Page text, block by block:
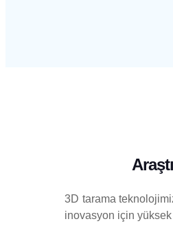
3D tarama
inovasyon için yüksek